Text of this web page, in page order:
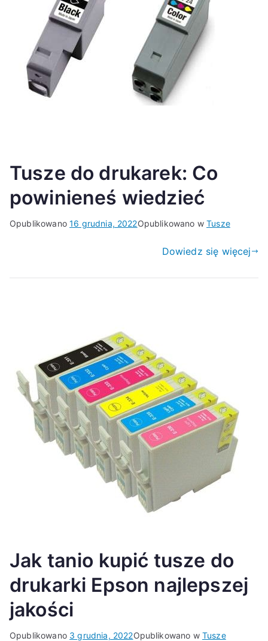
Tusze do drukarek: Co
powinieneś wiedzieć
Opublikowano16 grudnia, 2022Opublikowano wTusze
Dowiedz się więcej
Jak tanio kupić tusze do
drukarki Epson najlepszej
jakości
Opublikowano 3 grudnia, 2022Opublikowano w Tusze